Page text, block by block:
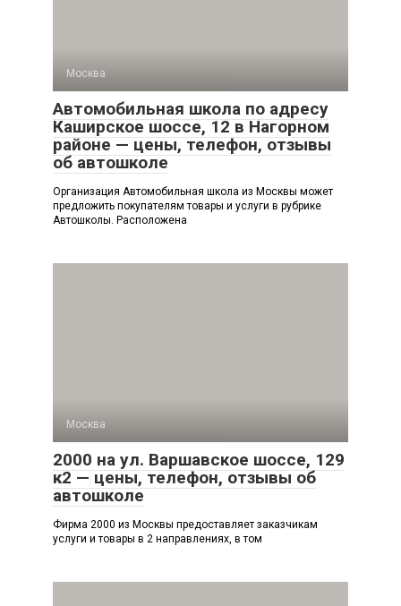
Москва
Автомобильная школа по адресу
Каширское шоссе, 12 в Нагорном
районе — цены, телефон, отзывы
об автошколе
Организация Автомобильная школа из Москвы может
предложить покупателям товары и услуги в рубрике
Автошколы. Расположена
Москва
2000 на ул. Варшавское шоссе, 129
к2 — цены, телефон, отзывы об
автошколе
Фирма 2000 из Москвы предоставляет заказчикам
услуги и товары в 2 направлениях, в том